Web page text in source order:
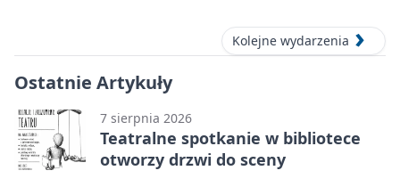
Kolejne wydarzenia
Ostatnie Artykuły
7 sierpnia 2026
Teatralne spotkanie w bibliotece
otworzy drzwi do sceny